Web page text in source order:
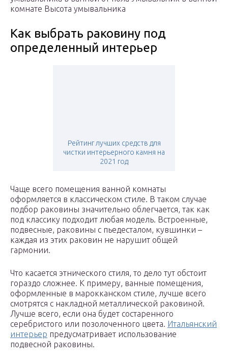
комнате Высота умывальника
Как выбрать раковину под
определенный интерьер
Рейтинг лучших средств для
чистки интерьерного камня на
2021 год
Чаще всего помещения ванной комнаты
оформляется в классическом стиле. В таком случае
подбор раковины значительно облегчается, так как
под классику подходит любая модель. Встроенные,
подвесные, раковины с пьедесталом, кувшинки –
каждая из этих раковин не нарушит общей
гармонии.
Что касается этнического стиля, то дело тут обстоит
гораздо сложнее. К примеру, ванные помещения,
оформленные в марокканском стиле, лучше всего
смотрятся с накладной металлической раковиной.
Лучше всего, если она будет состаренного
серебристого или позолоченного цвета. Итальянский
интерьер предусматривает использование
подвесной раковины.